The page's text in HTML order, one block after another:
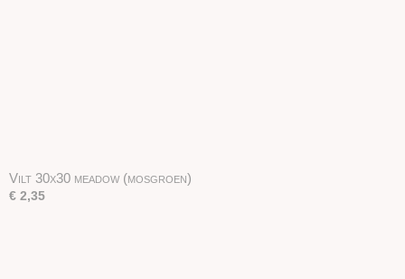
Vilt 30x30 meadow (mosgroen)
€ 2,35